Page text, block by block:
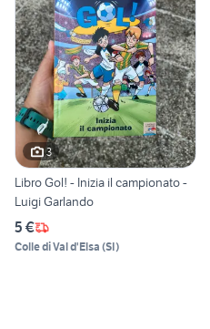
3
Libro Gol! - Inizia il campionato -
Luigi Garlando
5 €
Colle di Val d'Elsa (SI)